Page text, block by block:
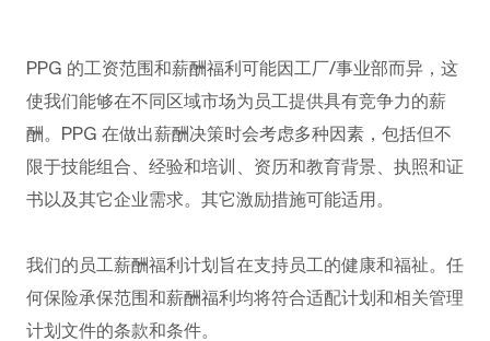
PPG 的工资范围和薪酬福利可能因工厂/事业部而异，这
使我们能够在不同区域市场为员工提供具有竞争力的薪
酬。PPG 在做出薪酬决策时会考虑多种因素，包括但不
限于技能组合、经验和培训、资历和教育背景、执照和证
书以及其它企业需求。其它激励措施可能适用。
我们的员工薪酬福利计划旨在支持员工的健康和福祉。任
何保险承保范围和薪酬福利均将符合适配计划和相关管理
计划文件的条款和条件。